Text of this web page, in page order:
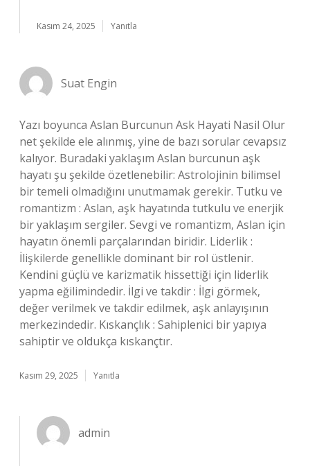
Kasım 24, 2025 Yanıtla
Suat Engin
Yazı boyunca Aslan Burcunun Ask Hayati Nasil Olur
net şekilde ele alınmış, yine de bazı sorular cevapsız
kalıyor. Buradaki yaklaşım Aslan burcunun aşk
hayatı şu şekilde özetlenebilir: Astrolojinin bilimsel
bir temeli olmadığını unutmamak gerekir. Tutku ve
romantizm : Aslan, aşk hayatında tutkulu ve enerjik
bir yaklaşım sergiler. Sevgi ve romantizm, Aslan için
hayatın önemli parçalarından biridir. Liderlik :
İlişkilerde genellikle dominant bir rol üstlenir.
Kendini güçlü ve karizmatik hissettiği için liderlik
yapma eğilimindedir. İlgi ve takdir : İlgi görmek,
değer verilmek ve takdir edilmek, aşk anlayışının
merkezindedir. Kıskançlık : Sahiplenici bir yapıya
sahiptir ve oldukça kıskançtır.
Kasım 29, 2025 Yanıtla
admin